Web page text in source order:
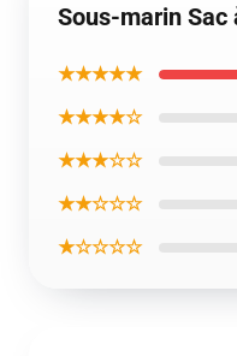
Sous-marin Sac
★★★★★
★★★★☆
★★★☆☆
★★☆☆☆
★☆☆☆☆